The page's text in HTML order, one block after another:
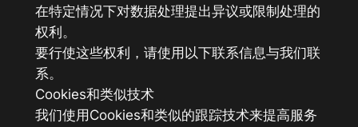
在特定情况下对数据处理提出异议或限制处理的
权利。
要行使这些权利，请使用以下联系信息与我们联
系。
Cookies和类似技术
我们使用Cookies和类似的跟踪技术来提高服务